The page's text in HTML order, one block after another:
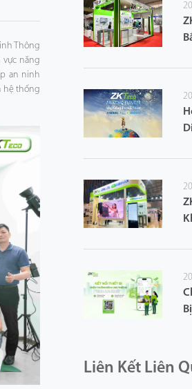
Thông
vực năng
an ninh
hệ thống
Liên Kết Liên